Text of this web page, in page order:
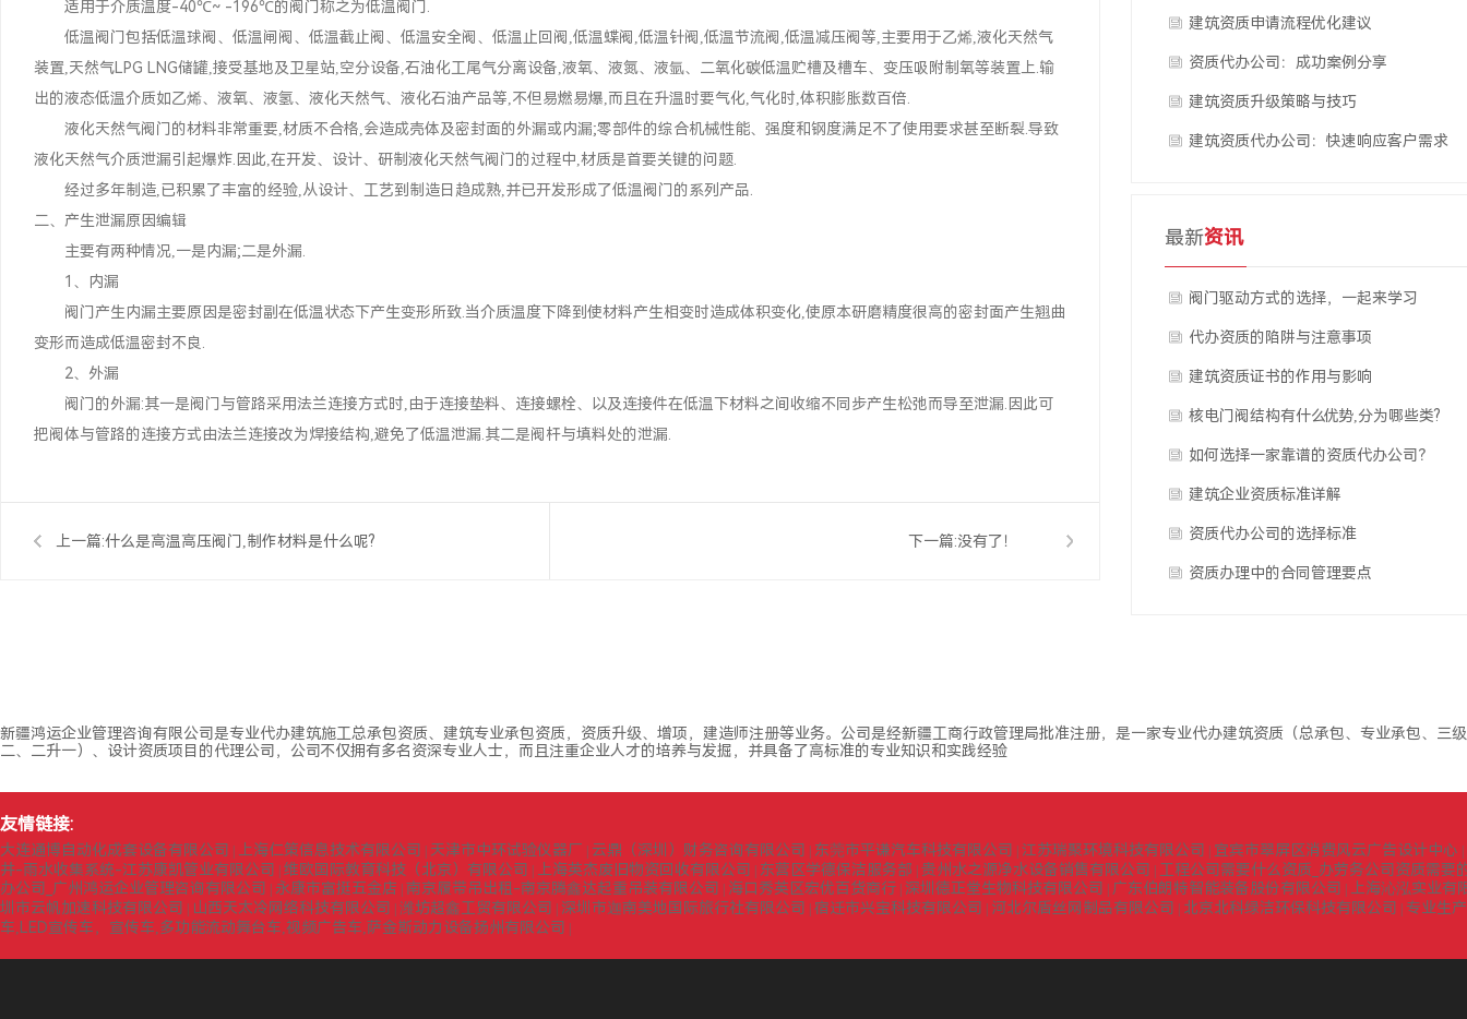
适用于介质温度-40℃~ -196℃的阀门称之为低温阀门.
低温阀门包括低温球阀、低温闸阀、低温截止阀、低温安全阀、低温止回阀,低温蝶阀,低温针阀,低温节流阀,低温减压阀等,主要用于乙烯,液化天然气
装置,天然气LPG LNG储罐,接受基地及卫星站,空分设备,石油化工尾气分离设备,液氧、液氮、液氩、二氧化碳低温贮槽及槽车、变压吸附制氧等装置上.输
出的液态低温介质如乙烯、液氧、液氢、液化天然气、液化石油产品等,不但易燃易爆,而且在升温时要气化,气化时,体积膨胀数百倍.
液化天然气阀门的材料非常重要,材质不合格,会造成壳体及密封面的外漏或内漏;零部件的综合机械性能、强度和钢度满足不了使用要求甚至断裂.导致
液化天然气介质泄漏引起爆炸.因此,在开发、设计、研制液化天然气阀门的过程中,材质是首要关键的问题.
经过多年制造,已积累了丰富的经验,从设计、工艺到制造日趋成熟,并已开发形成了低温阀门的系列产品.
二、产生泄漏原因编辑
主要有两种情况,一是内漏;二是外漏.
1、内漏
阀门产生内漏主要原因是密封副在低温状态下产生变形所致.当介质温度下降到使材料产生相变时造成体积变化,使原本研磨精度很高的密封面产生翘曲
变形而造成低温密封不良.
2、外漏
阀门的外漏:其一是阀门与管路采用法兰连接方式时,由于连接垫料、连接螺栓、以及连接件在低温下材料之间收缩不同步产生松弛而导至泄漏.因此可
把阀体与管路的连接方式由法兰连接改为焊接结构,避免了低温泄漏.其二是阀杆与填料处的泄漏.
上一篇:什么是高温高压阀门,制作材料是什么呢? 下一篇:没有了！
建筑资质申请流程优化建议
资质代办公司：成功案例分享
建筑资质升级策略与技巧
建筑资质代办公司：快速响应客户需求
最新资讯
阀门驱动方式的选择，一起来学习
代办资质的陷阱与注意事项
建筑资质证书的作用与影响
核电门阀结构有什么优势,分为哪些类?
如何选择一家靠谱的资质代办公司？
建筑企业资质标准详解
资质代办公司的选择标准
资质办理中的合同管理要点
新疆鸿运企业管理咨询有限公司是专业代办建筑施工总承包资质、建筑专业承包资质，资质升级、增项，建造师注册等业务。公司是经新疆工商行政管理局批准注册，是一家专业代办建筑资质（总承包、专业承包、三
二、二升一）、设计资质项目的代理公司，公司不仅拥有多名资深专业人士，而且注重企业人才的培养与发掘，并具备了高标准的专业知识和实践经验
友情链接:
大连通博自动化成套设备有限公司 上海仁策信息技术有限公司 天津市中环试验仪器厂 云鼎（深圳）财务咨询有限公司 东莞市平谦汽车科技有限公司 江苏瑞聚环境科技有限公司 宜宾市翠屏区消费风云广告设计中心
井-雨水收集系统-江苏康凯管业有限公司 维欧国际教育科技（北京）有限公司 上海英杰废旧物资回收有限公司 东营区学德保洁服务部 贵州水之源净水设备销售有限公司
工程公司需要什么资质_办劳务公司资质需要
办公司_广州鸿运企业管理咨询有限公司
永康市富挺五金店 南京履带吊出租-南京腾鑫达起重吊装有限公司 海口秀英区宏优百货商行 深圳德正堂生物科技有限公司 广东伯朗特智能装备股份有限公司
上海沁泓实业有
圳市云帆加速科技有限公司
山西天太冷网络科技有限公司 潍坊超鑫工贸有限公司 深圳市迦南美地国际旅行社有限公司 宿迁市兴宝科技有限公司 河北尔盾丝网制品有限公司 北京北科绿洁环保科技有限公司
专业生
车,LED宣传车，宣传车,多功能流动舞台车,视频广告车,萨金斯动力设备扬州有限公司